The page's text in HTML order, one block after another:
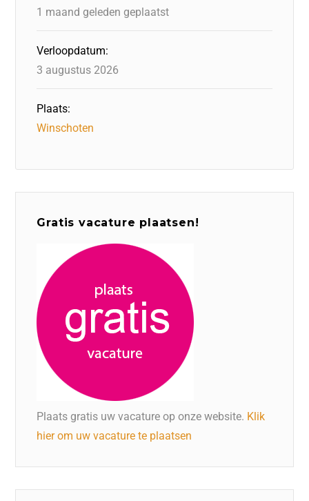
1 maand geleden geplaatst
Verloopdatum:
3 augustus 2026
Plaats:
Winschoten
Gratis vacature plaatsen!
Plaats gratis uw vacature op onze website. Klik
hier om uw vacature te plaatsen